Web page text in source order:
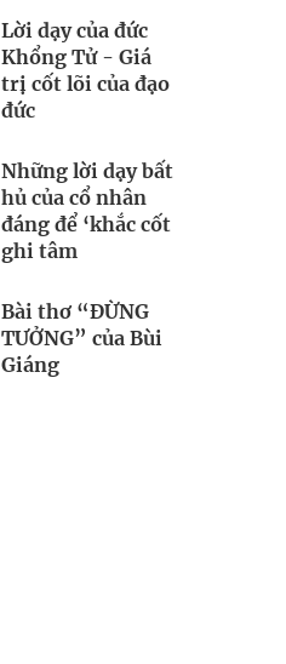
Lời dạy của đức
Khổng Tử - Giá
trị cốt lõi của đạo
đức
Những lời dạy bất
hủ của cổ nhân
đáng để ‘khắc cốt
ghi tâm
Bài thơ “ĐỪNG
TƯỞNG” của Bùi
Giáng